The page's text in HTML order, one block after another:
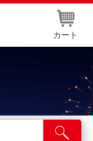
カート